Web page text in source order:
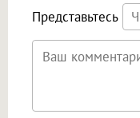
Представьтесь